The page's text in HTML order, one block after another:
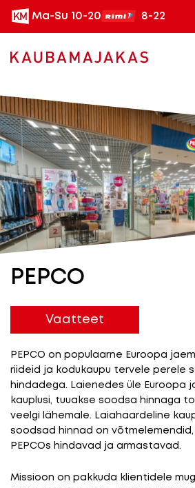
Ma-Su 10-20 8-22
PEPCO
Vaatteet
PEPCO on populaarne Euroopa
riideid ja kodukaupu tervele perele
hindadega. Laienedes üle Euroopa
kauplusi, tuuakse soodsa hinnaga
veelgi lähemale. Laiahaardeline
soodsad hinnad on võtmelemendid,
PEPCOs hindavad ja armastavad.
Missioon on pakkuda klientidele